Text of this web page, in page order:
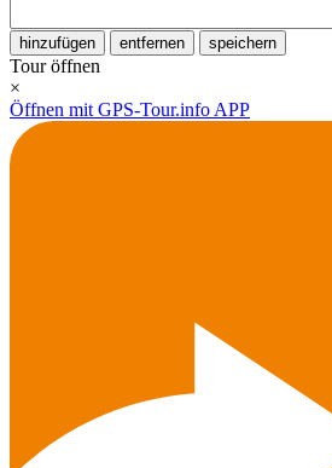
hinzufügen entfernen speichern
Tour öffnen
×
Öffnen mit GPS-Tour.info APP